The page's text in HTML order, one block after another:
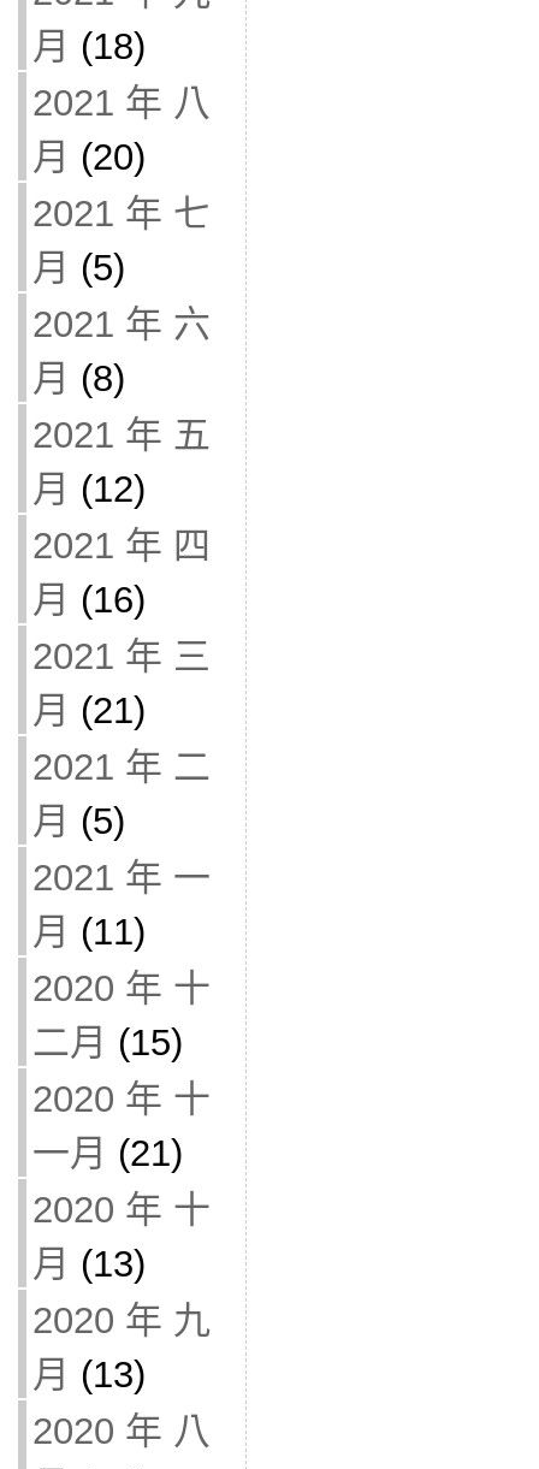
月 (18)
2021 年 八
月 (20)
2021 年 七
月 (5)
2021 年 六
月 (8)
2021 年 五
月 (12)
2021 年 四
月 (16)
2021 年 三
月 (21)
2021 年 二
月 (5)
2021 年 一
月 (11)
2020 年 十
二月 (15)
2020 年 十
一月 (21)
2020 年 十
月 (13)
2020 年 九
月 (13)
2020 年 八